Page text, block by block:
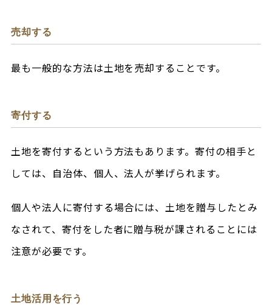
売却する
最も一般的な方法は土地を売却することです。
寄付する
土地を寄付するという方法もあります。寄付の相手と
しては、自治体、個人、法人が挙げられます。
個人や法人に寄付する場合には、土地を贈与したとみ
なされて、寄付をした者に贈与税が課されることには
注意が必要です。
土地活用を行う